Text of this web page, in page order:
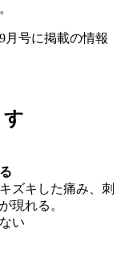
月号に掲載の情報
ズキした痛み、刺
現れる。
い